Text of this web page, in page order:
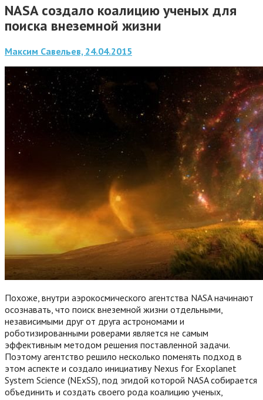
NASA создало коалицию ученых для
поиска внеземной жизни
Максим Савельев, 24.04.2015
Похоже, внутри аэрокосмического агентства NASA начинают
осознавать, что поиск внеземной жизни отдельными,
независимыми друг от друга астрономами и
роботизированными роверами является не самым
эффективным методом решения поставленной задачи.
Поэтому агентство решило несколько поменять подход в
этом аспекте и создало инициативу Nexus for Exoplanet
System Science (NExSS), под эгидой которой NASA собирается
объединить и создать своего рода коалицию ученых,